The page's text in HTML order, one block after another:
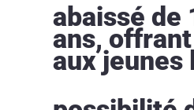
abaissé de
ans,
aux jeunes